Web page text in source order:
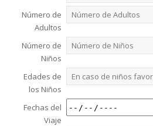
Número de
Adultos
Número de
Niños
Edades de
los Niños
Fechas del
Viaje